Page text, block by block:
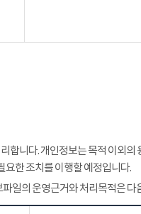
합니다. 개인정보는 목적 이외
요한 조치를 이행할 예정입니다.
일의 운영근거와 처리목적은 다